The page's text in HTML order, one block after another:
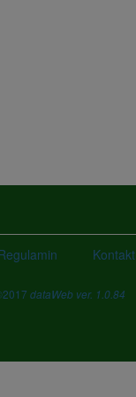
Kontakt
dataWeb ver. 1.0.84